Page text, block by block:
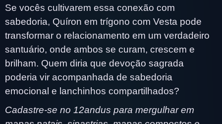
Se vocês cultivarem essa conexão com
sabedoria, Quíron em trígono com Vesta pode
transformar o relacionamento em um verdadeiro
santuário, onde ambos se curam, crescem e
brilham. Quem diria que devoção sagrada
poderia vir acompanhada de sabedoria
emocional e lanchinhos compartilhados?
Cadastre-se no 12andus para mergulhar em